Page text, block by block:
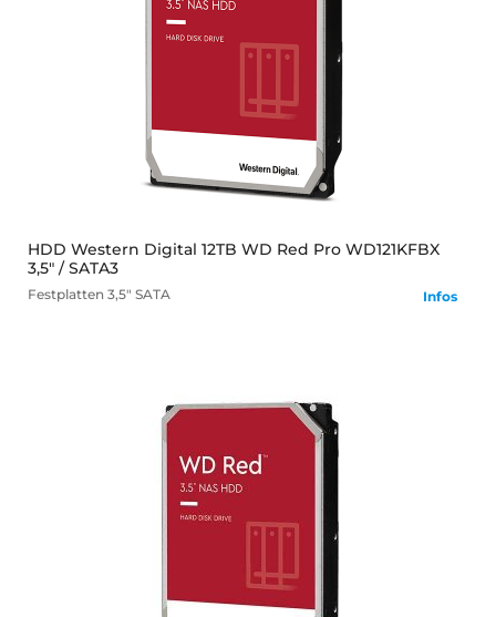
mehr
HDD Western Digital 12TB WD Red Pro WD121KFBX
3,5" / SATA3
Festplatten 3,5" SATA Infos
mehr